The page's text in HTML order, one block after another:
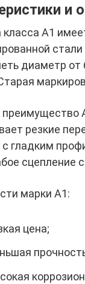
и
А1
диаметр от
резкие
гладким
сцепление
марки А1:
цена;